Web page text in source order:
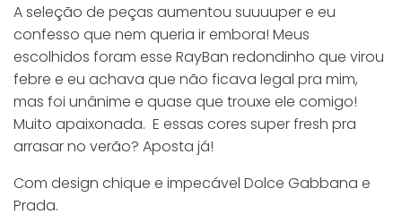
A seleção de peças aumentou suuuuper e eu
confesso que nem queria ir embora! Meus
escolhidos foram esse RayBan redondinho que virou
febre e eu achava que não ficava legal pra mim,
mas foi unânime e quase que trouxe ele comigo!
Muito apaixonada. E essas cores super fresh pra
arrasar no verão? Aposta já!
Com design chique e impecável Dolce Gabbana e
Prada.